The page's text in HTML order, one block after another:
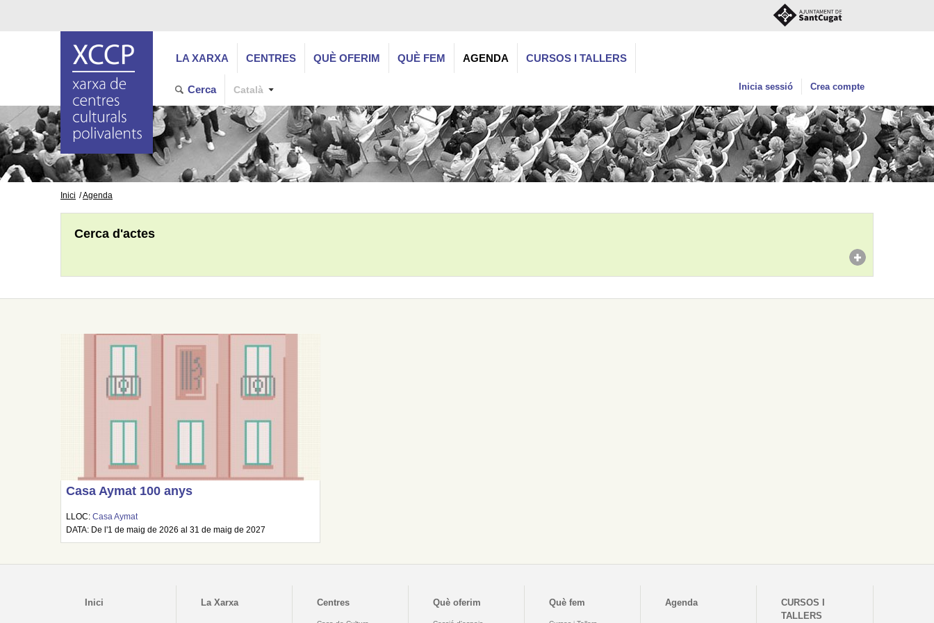
LA XARXA CENTRES QUÈ OFERIM QUÈ FEM AGENDA CURSOS I TALLERS
Cerca Català Inicia sessió Crea compte
Inici Agenda
Cerca d'actes
Casa Aymat 100 anys
LLOC:Casa Aymat
DATA: De l'1 de maig de 2026 al 31 de maig de 2027
Inici La Xarxa Centres Què oferim Què fem Agenda
CURSOS I
TALLERS